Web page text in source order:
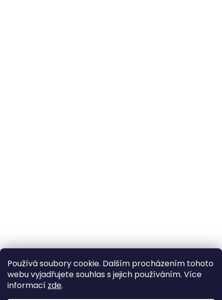
Používá soubory cookie. Dalším procházením tohoto
webu vyjadřujete souhlas s jejich používáním. Více
informací zde.